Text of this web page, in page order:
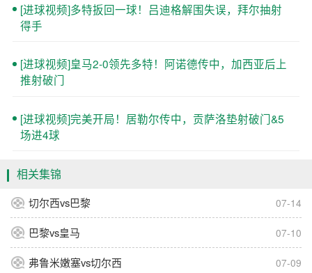
[进球视频]多特扳回一球！吕迪格解围失误，拜尔抽射
得手
[进球视频]皇马2-0领先多特！阿诺德传中，加西亚后上
推射破门
[进球视频]完美开局！居勒尔传中，贡萨洛垫射破门&5
场进4球
相关集锦
切尔西vs巴黎 07-14
巴黎vs皇马 07-10
弗鲁米嫩塞vs切尔西 07-09